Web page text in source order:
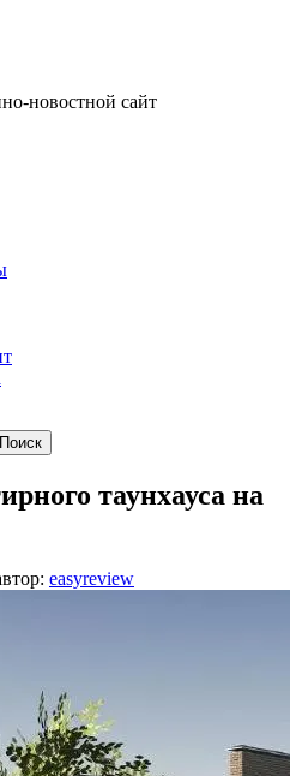
новостной сайт
таунхауса на
easyreview